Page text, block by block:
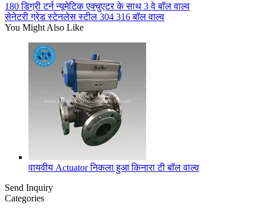
180 डिग्री टर्न न्यूमेटिक एक्चुएटर के साथ 3 वे बॉल वाल्व
सेनेटरी ग्रेड स्टेनलेस स्टील 304 316 बॉल वाल्व
You Might Also Like
वायवीय Actuator निकला हुआ किनारा टी बॉल वाल्व
Send Inquiry
Categories